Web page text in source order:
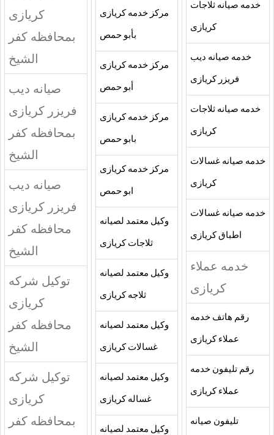
خدمه صيانه ثلاجات
كريازى
خدمه صيانه ديب
فريزر كريازى
خدمه صيانه ثلاجات
كريازى
خدمه صيانه غسالات
كريازى
خدمه صيانه غسالات
اطباق كريازى
خدمه عملاء
كريازى
رقم هاتف خدمه
عملاء كريازى
رقم تليفون خدمه
عملاء كريازى
تليفون صيانه
مركز خدمه كريازى
بأبو حمص
مركز خدمه كريازى
أبو حمص
مركز خدمه كريازى
بابو حمص
مركز خدمه كريازى
ابو حمص
وكيل معتمد لصيانه
ثلاجات كريازى
وكيل معتمد لصيانه
ثلاجه كريازى
وكيل معتمد لصيانه
غسالات كريازى
وكيل معتمد لصيانه
غساله كريازى
وكيل معتمد لصيانه
كريازى
بمحافظه كفر
الشيخ
صيانه ديب
فريزر كريازى
بمحافظه كفر
الشيخ
صيانه ديب
فريزر كريازى
محافظه كفر
الشيخ
توكيل شركه
كريازى
محافظه كفر
الشيخ
توكيل شركه
كريازى
بمحافظه كفر